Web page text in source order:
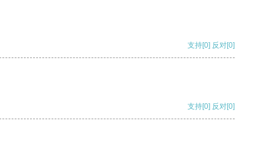
支持[0] 反对[0]
支持[0] 反对[0]